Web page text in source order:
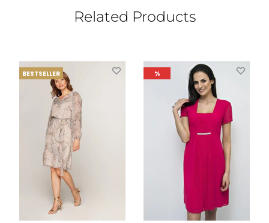
Related Products
BESTSELLER %